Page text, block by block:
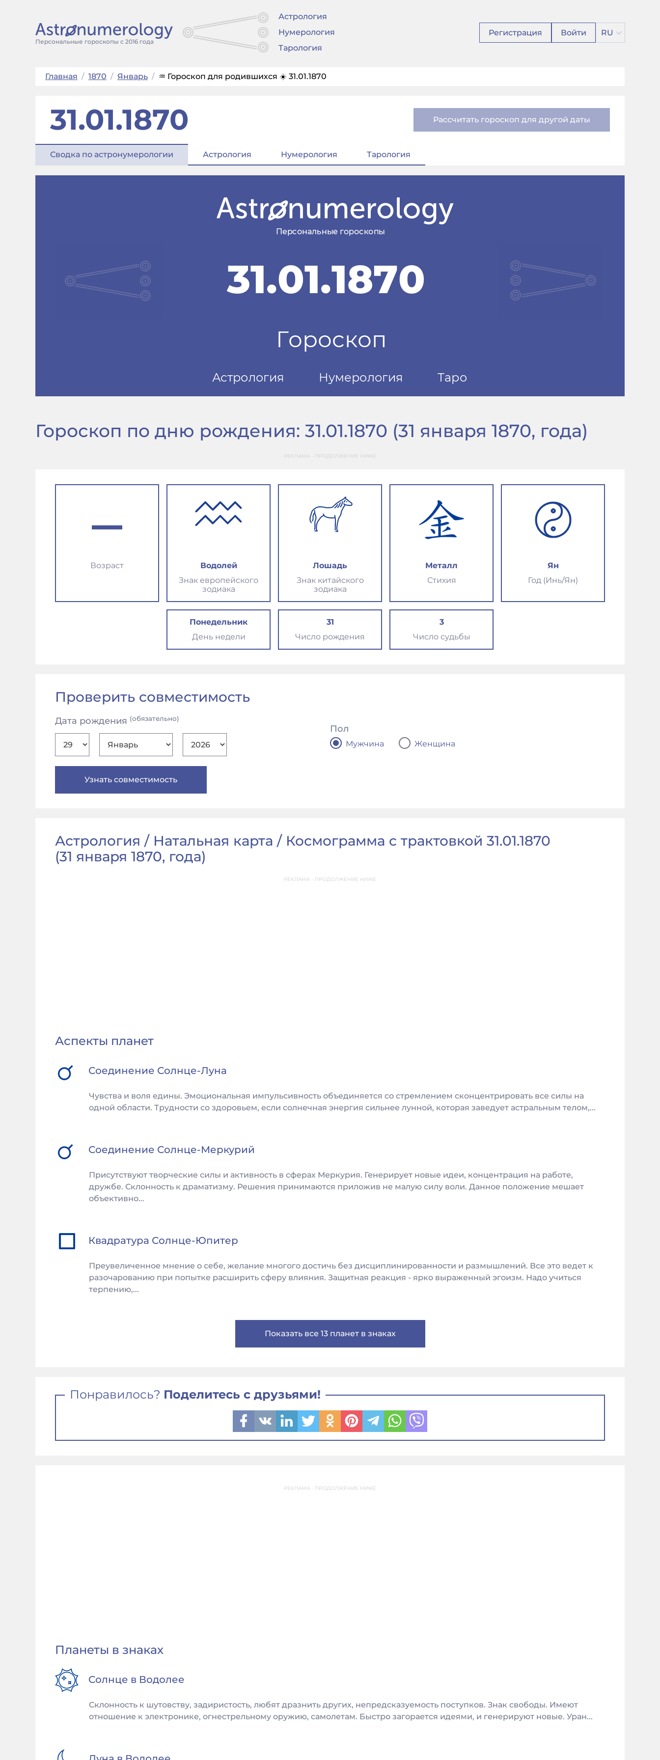
Персональные гороскопы с 2016 года
Астрология
Нумерология
Тарология
Регистрация Войти RU
Главная / 1870 / Январь / ♒ Гороскоп для родившихся ☀️ 31.01.1870
31.01.1870 Рассчитать гороскоп для другой даты
Сводка по астронумерологии Астрология Нумерология Тарология
Гороскоп по дню рождения: 31.01.1870 (31 января 1870, года)
РЕКЛАМА - ПРОДОЛЖЕНИЕ НИЖЕ
–
Возраст
Водолей
Знак европейского
зодиака
Лошадь
Знак китайского
зодиака
Металл
Стихия
Ян
Год (Инь/Ян)
Понедельник
День недели
31
Число рождения
3
Число судьбы
Проверить совместимость
Дата рождения (обязательно)
Пол
Мужчина Женщина
Астрология / Натальная карта / Космограмма с трактовкой 31.01.1870
(31 января 1870, года)
РЕКЛАМА - ПРОДОЛЖЕНИЕ НИЖЕ
Аспекты планет
Соединение Солнце-Луна
Чувства и воля едины. Эмоциональная импульсивность объединяется со стремлением сконцентрировать все силы на
одной области. Трудности со здоровьем, если солнечная энергия сильнее лунной, которая заведует астральным телом,...
Соединение Солнце-Меркурий
Присутствуют творческие силы и активность в сферах Меркурия. Генерирует новые идеи, концентрация на работе,
дружбе. Склонность к драматизму. Решения принимаются приложив не малую силу воли. Данное положение мешает
объективно...
Квадратура Солнце-Юпитер
Преувеличенное мнение о себе, желание многого достичь без дисциплинированности и размышлений. Все это ведет к
разочарованию при попытке расширить сферу влияния. Защитная реакция - ярко выраженный эгоизм. Надо учиться
терпению,...
Показать все 13 планет в знаках
Понравилось? Поделитесь с друзьями!
РЕКЛАМА - ПРОДОЛЖЕНИЕ НИЖЕ
Планеты в знаках
Солнце в Водолее
Склонность к шутовству, задиристость, любят дразнить других, непредсказуемость поступков. Знак свободы. Имеют
отношение к электронике, огнестрельному оружию, самолетам. Быстро загорается идеями, и генерируют новые. Уран...